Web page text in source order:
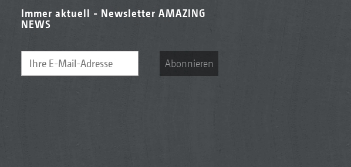
Immer aktuell - Newsletter AMAZING
NEWS
Abonnieren